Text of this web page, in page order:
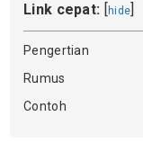
Link cepat: [hide]
Pengertian
Rumus
Contoh